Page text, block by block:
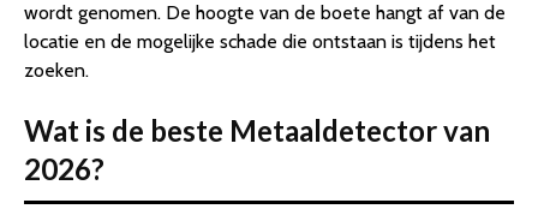
wordt genomen. De hoogte van de boete hangt af van de
locatie en de mogelijke schade die ontstaan is tijdens het
zoeken.
Wat is de beste Metaaldetector van
2026?